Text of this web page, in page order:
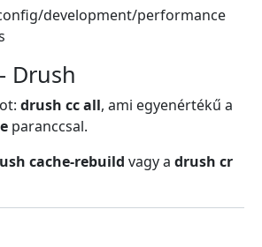
development/performance
Drush
drush cc all, ami egyenértékű a
paranccsal.
cache-rebuild vagy a drush cr